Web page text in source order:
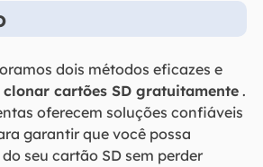
dois métodos eficazes e
clonar cartões SD gratuitamente.
oferecem soluções confiáveis
garantir que você possa
seu cartão SD sem perder